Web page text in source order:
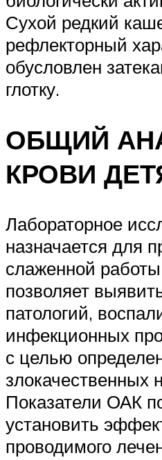
Сухой редкий
рефлекторный
обусловлен
глотку.
ОБЩИЙ
КРОВИ
Лабораторное
назначается для
слаженной
позволяет
патологий,
инфекционных
с целью
злокачественных
Показатели ОАК
установить
проводимого